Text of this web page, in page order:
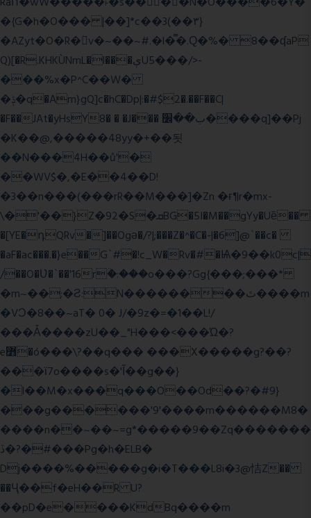
�{G�h�O��� |��]*c��3(��٣}
�AZyt�O�R�v�~��~#.�l�̿�.Ԛ�%� 8��ʠaP
Q)[�R.KHKÙNmL�l���ېU5���/>-
���%x�P^C��W�
�ݙ�q�Am}gQ]c�hC�Dp|:�#$2�.��F��C|
�F��JAt�yHsY8� � �J��� ب��׼����q]��Pj
�K��@,�����48yy�+��됫
��N���4H��ů'�
��WV$�,�E��4��D!
�3��n���(���rR��M���]�Zn �ғ¶r�mx-
\�'��}Z�92�S�ܩBG�5I�M��gYy�Uȅ��
�[YE�դQRv�]��Ogə�/?|;���Z�^�C�-|�6]@`��c�
�aF�ac���.�}e��G`#�!c_W�Rv�#�Ѩ�9��k0c|
/��O�Ʋ�`��'16rؒ�:���o���?Gg{���;���*
�m~��;�Ƨ:N��������ٿ����m
�VϽ�8��~aT� 0� J/�9z�=�1��L!/
���Ǡ����zU��_"H���<���Ώ�?
e߻�ó���\?��q��� ���X�����g?��?
���ϊ7o����s�'Ĩ��g��}
�l��M�x���q���O��Od��?�#9}
���g������'9'����m������M8�
����n��~��~=g*�����9��Zq�������
ڏ�?�#���Pg�h�ELB�
Dj����%�����g�i�T���L8i�3@恄Z��
��Ҷ��f�eH��R U?
��pD�e����KdBq����m